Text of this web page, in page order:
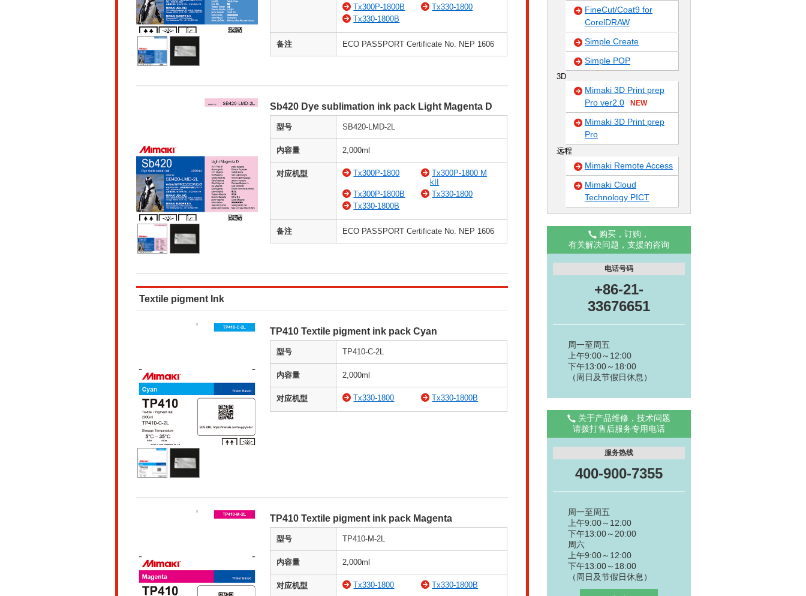
Tx300P-1800B
Tx330-1800
Tx330-1800B
备注 ECO PASSPORT Certificate No. NEP 1606
Sb420 Dye sublimation ink pack Light Magenta D
型号 SB420-LMD-2L
内容量 2,000ml
对应机型 Tx300P-1800
Tx300P-1800 M
kII
Tx300P-1800B
Tx330-1800
Tx330-1800B
备注 ECO PASSPORT Certificate No. NEP 1606
Textile pigment Ink
TP410 Textile pigment ink pack Cyan
型号 TP410-C-2L
内容量 2,000ml
对应机型 Tx330-1800 Tx330-1800B
TP410 Textile pigment ink pack Magenta
型号 TP410-M-2L
内容量 2,000ml
对应机型 Tx330-1800 Tx330-1800B
FineCut/Coat9 for
CorelDRAW
Simple Create
Simple POP
3D
Mimaki 3D Print prep
Pro ver2.0
NEW
Mimaki 3D Print prep
Pro
远程
Mimaki Remote Access
Mimaki Cloud
Technology PICT
购买，订购，
有关解决问题，支援的咨询
电话号码
+86-21-
33676651
周一至周五
上午9:00～12:00
下午13:00～18:00
（周日及节假日休息）
关于产品维修，技术问题
请拨打售后服务专用电话
服务热线
400-900-7355
周一至周五
上午9:00～12:00
下午13:00～20:00
周六
上午9:00～12:00
下午13:00～18:00
（周日及节假日休息）